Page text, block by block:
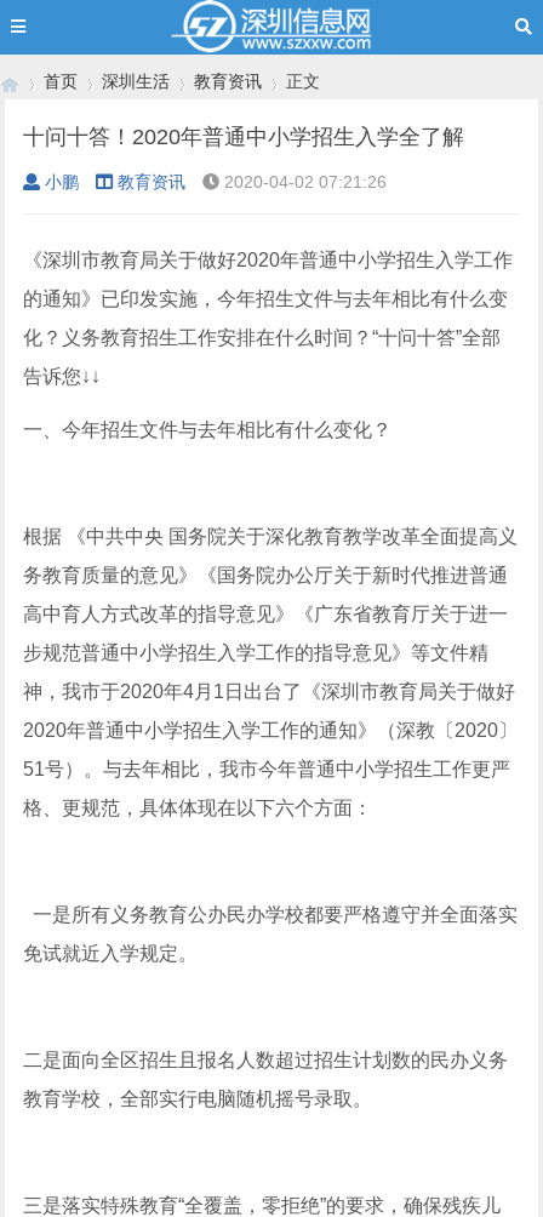
›
首页
›
深圳生活
›
教育资讯
›
正文
十问十答！2020年普通中小学招生入学全了解
小鹏 教育资讯 2020-04-02 07:21:26
《深圳市教育局关于做好2020年普通中小学招生入学工作
的通知》已印发实施，今年招生文件与去年相比有什么变
化？义务教育招生工作安排在什么时间？“十问十答”全部
告诉您↓↓
一、今年招生文件与去年相比有什么变化？
根据 《中共中央 国务院关于深化教育教学改革全面提高义
务教育质量的意见》《国务院办公厅关于新时代推进普通
高中育人方式改革的指导意见》《广东省教育厅关于进一
步规范普通中小学招生入学工作的指导意见》等文件精
神，我市于2020年4月1日出台了《深圳市教育局关于做好
2020年普通中小学招生入学工作的通知》（深教〔2020〕
51号）。与去年相比，我市今年普通中小学招生工作更严
格、更规范，具体体现在以下六个方面：
一是所有义务教育公办民办学校都要严格遵守并全面落实
免试就近入学规定。
二是面向全区招生且报名人数超过招生计划数的民办义务
教育学校，全部实行电脑随机摇号录取。
三是落实特殊教育“全覆盖，零拒绝”的要求，确保残疾儿